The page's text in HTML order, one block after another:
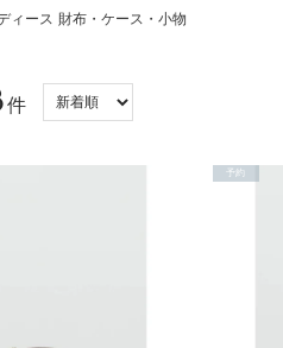
ィース 財布・ケース・小物
件
予約